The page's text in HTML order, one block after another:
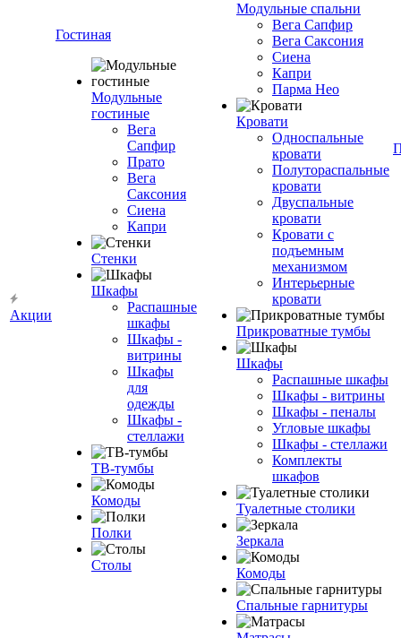
Акции
Гостиная
Модульные
гостиные
Вега
Сапфир
Прато
Вега
Саксония
Сиена
Капри
Стенки
Шкафы
Распашные
шкафы
Шкафы -
витрины
Шкафы
для
одежды
Шкафы -
стеллажи
ТВ-тумбы
Комоды
Полки
Столы
Модульные спальни
Вега Сапфир
Вега Саксония
Сиена
Капри
Парма Нео
Кровати
Односпальные
кровати
Полутораспальные
кровати
Двуспальные
кровати
Кровати с
подъемным
механизмом
Интерьерные
кровати
Прикроватные тумбы
Шкафы
Распашные шкафы
Шкафы - витрины
Шкафы - пеналы
Угловые шкафы
Шкафы - стеллажи
Комплекты
шкафов
Туалетные столики
Зеркала
Комоды
Спальные гарнитуры